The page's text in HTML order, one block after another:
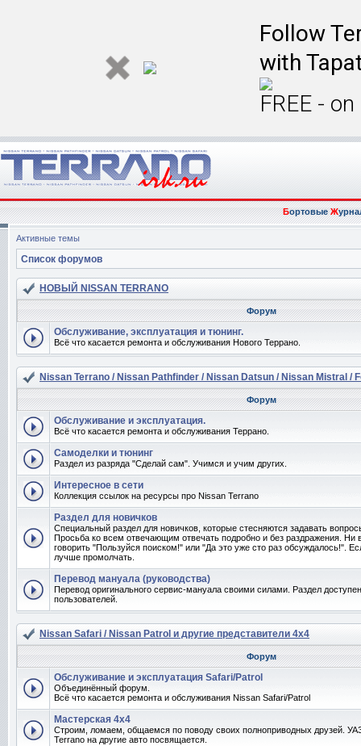
Follow
with
FREE -
БортовыеЖ
Активные темы
Список форумов
НОВЫЙ NISSAN TERRANO
Форум
Обслуживание, эксплуатация и тюнинг.
Всё что касается ремонта и обслуживания Нового Террано.
Nissan Terrano / Nissan Pathfinder / Nissan Datsun / Nissan Mistral /
Форум
Обслуживание и эксплуатация.
Всё что касается ремонта и обслуживания Террано.
Самоделки и тюнинг
Раздел из разряда "Сделай сам". Учимся и учим других.
Интересное в сети
Коллекция ссылок на ресурсы про Nissan Terrano
Раздел для новичков
Специальный раздел для новичков, которые стесняются задавать
Просьба ко всем отвечающим отвечать подробно и без раздражения. Ни
говорить "Пользуйся поиском!" или "Да это уже сто раз обсуждалось!".
лучше промолчать.
Перевод мануала (руководства)
Перевод оригинального сервис-мануала своими силами. Раздел
пользователей.
Nissan Safari / Nissan Patrol и другие представители 4x4
Форум
Обслуживание и эксплуатация Safari/Patrol
Объединённый форум.
Всё что касается ремонта и обслуживания Nissan Safari/Patrol
Мастерская 4x4
Строим, ломаем, общаемся по поводу своих полноприводных друзей.
Terrano на другие авто посвящается.